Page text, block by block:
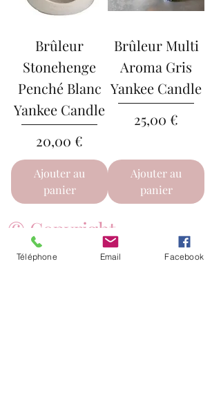
Brûleur
Stonehenge
Penché Blanc
Yankee Candle
Prix
20,00 €
Ajouter au
panier
Brûleur Multi
Aroma Gris
Yankee Candle
Prix
25,00 €
Ajouter au
panier
© Copyright
Angelique fleurs
Téléphone Email Facebook